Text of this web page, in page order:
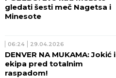
gledati šesti meč Nagetsa i
Minesote
06:24 29.04.2026
DENVER NA MUKAMA: Jokić i
ekipa pred totalnim
raspadom!